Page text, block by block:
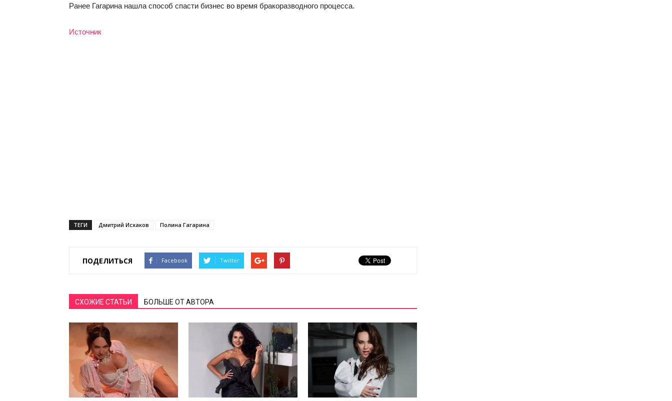
Ранее Гагарина нашла способ спасти бизнес во время бракоразводного процесса.
Источник
ТЕГИ Дмитрий Исхаков Полина Гагарина
ПОДЕЛИТЬСЯ Facebook Twitter
СХОЖИЕ СТАТЬИ БОЛЬШЕ ОТ АВТОРА